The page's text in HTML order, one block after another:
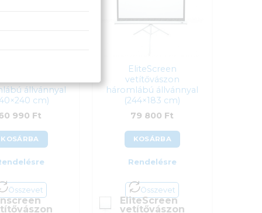
állvánnyal
cm)
990 Ft
KOSÁRBA
Összevet
EliteScreen
vetítővászon
háromlábú állvánnyal
(244×183 cm)
79 800 Ft
KOSÁRBA
Rendelésre
Összevet
EliteScreen
vetítővászon